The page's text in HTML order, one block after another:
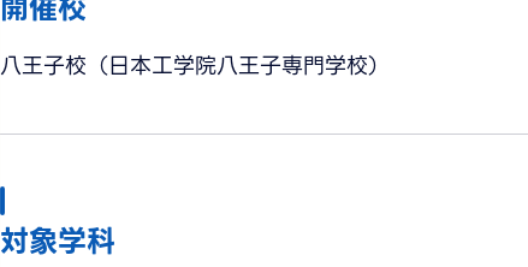
八王子校（日本工学院八王子専門学校）
対象学科